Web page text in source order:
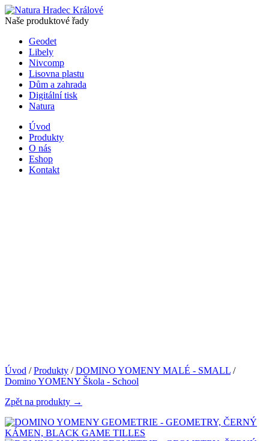
Naše produktové řady
Geodet
Libely
Nivcomp
Lisovna plastu
Dům a zahrada
Digitální tisk
Natura
Úvod
Produkty
O nás
Eshop
Kontakt
Úvod /Produkty /DOMINO YOMENY MALÉ - SMALL /
Domino YOMENY Škola - School
Zpět na produkty →